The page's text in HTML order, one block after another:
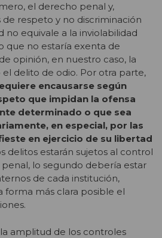
el derecho penal y,
respeto y no discriminación
no equivale a la inviolabilidad
que no estaría exenta de
opinión, en nuestro caso, la
el delito de odio. Por otra parte,
encausarse según
que impidan la ofensa
determinado o que sea
en especial, por las
en ejercicio de su libertad
delitos estarán sujetos al control
lo segundo debería estar
de cada institución,
forma más clara posible el
amplitud de los controles